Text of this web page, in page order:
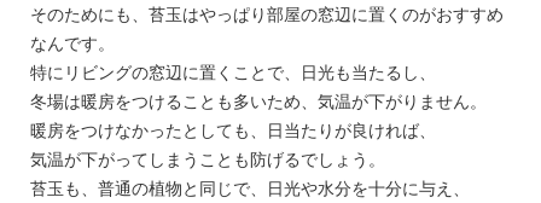
そのためにも、苔玉はやっぱり部屋の窓辺に置くのがおすすめ
なんです。
特にリビングの窓辺に置くことで、日光も当たるし、
冬場は暖房をつけることも多いため、気温が下がりません。
暖房をつけなかったとしても、日当たりが良ければ、
気温が下がってしまうことも防げるでしょう。
苔玉も、普通の植物と同じで、日光や水分を十分に与え、